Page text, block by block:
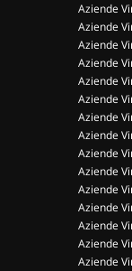
Aziende
Aziende
Aziende
Aziende
Aziende
Aziende
Aziende
Aziende
Aziende
Aziende
Aziende
Aziende
Aziende
Aziende
Aziende